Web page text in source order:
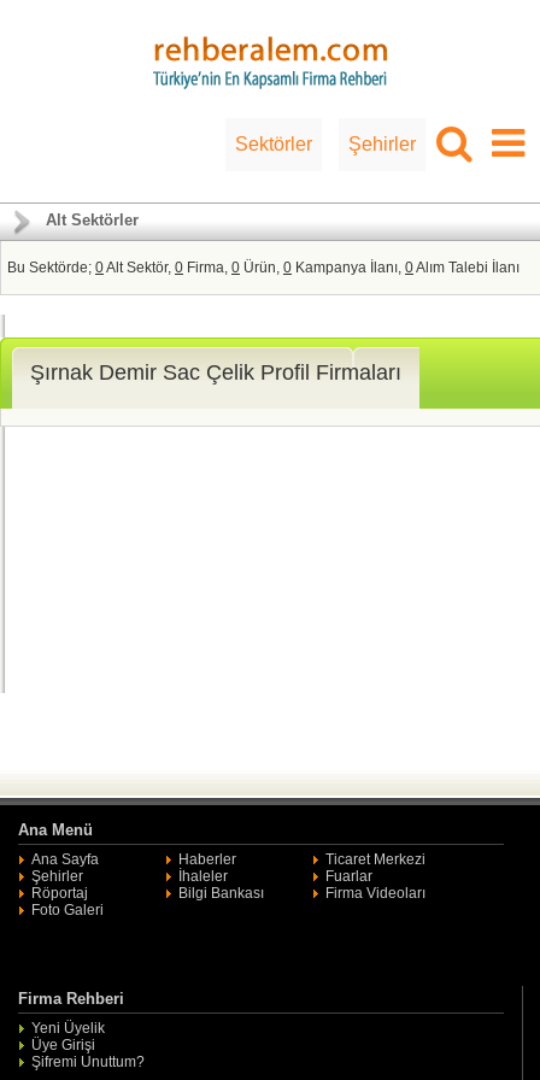
Sektörler Şehirler
Alt Sektörler
Bu Sektörde; 0Alt Sektör, 0 Firma, 0 Ürün, 0 Kampanya İlanı, 0Alım Talebi İlanı
Şırnak Demir Sac Çelik Profil Firmaları
Ana Menü
Ana Sayfa Haberler
Ticaret Merkezi
Şehirler
İhaleler
Fuarlar
Röportaj
Bilgi Bankası
Firma Videoları
Foto Galeri
Firma Rehberi
Yeni Üyelik
Üye Girişi
Şifremi Unuttum?